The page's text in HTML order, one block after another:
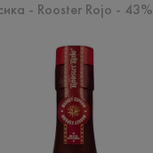
- Rooster Rojo - 43%